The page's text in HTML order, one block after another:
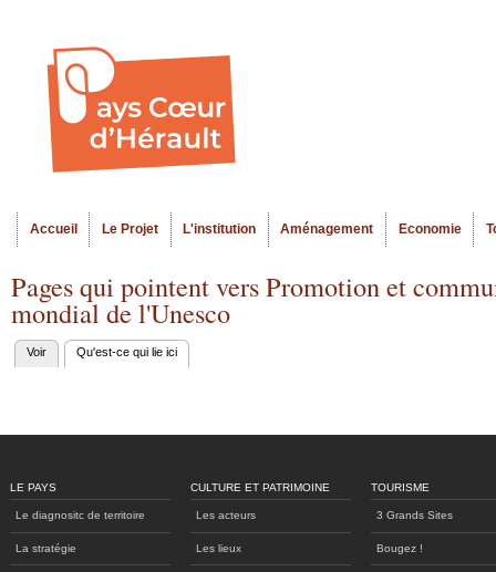
Menu principal
Accueil Le Projet L'institution Aménagement Economie
Pages qui pointent vers Promotion et
mondial de l'Unesco
Onglets
Voir Qu'est-ce qui lie ici
LE PAYS
Le diagnositc de territoire
La stratégie
CULTURE ET PATRIMOINE
Les acteurs
Les lieux
TOURISME
3 Grands Sites
Bougez !